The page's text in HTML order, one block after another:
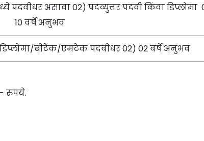
पदवीधर असावा 02) पदव्युत्तर पदवी किंवा डिप्लोमा
10 वर्षे अनुभव
डिप्लोमा/बीटेक/एमटेक पदवीधर 02) 02 वर्षे अनुभव
रुपये.